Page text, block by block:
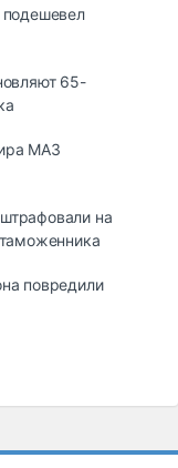
подешевел
65-
МАЗ
на
повредили